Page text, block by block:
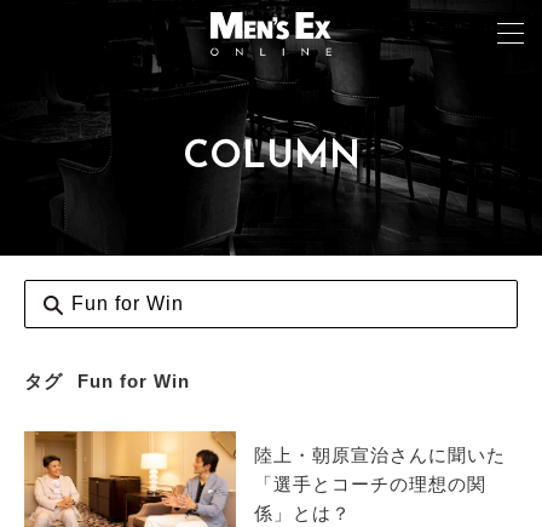
COLUMN
タグ Fun for Win
陸上・朝原宣治さんに聞いた
「選手とコーチの理想の関
係」とは？
TOP
FASHION
CAR&BIKE
LIFESTYLE
COLUMN
MAGAZINE